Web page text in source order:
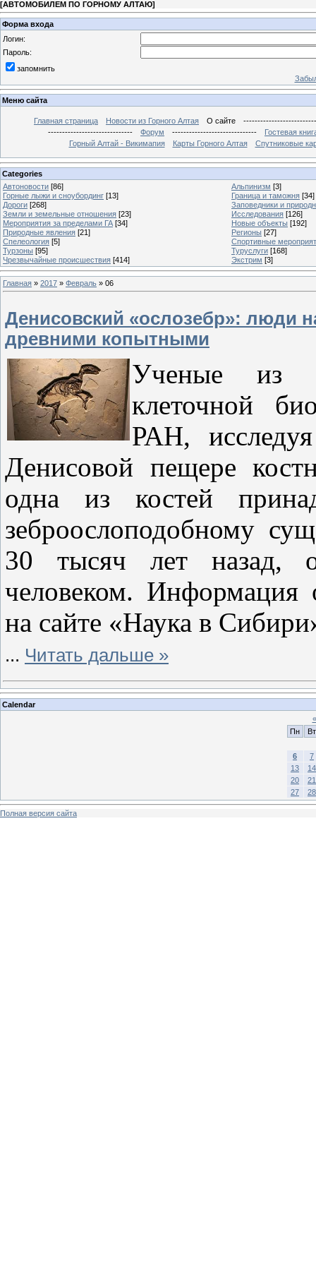
[АВТОМОБИЛЕМ ПО ГОРНОМУ АЛТАЮ]
Форма входа
Логин:
Пароль:
запомнить
Меню сайта
Главная страница Новости из Горного Алтая О сайте
------------------------------
Форум ------------------------------
Гостевая
Горный Алтай - Викимапия
Карты Горного Алтая Спутниковые
Categories
Автоновости [86] Альпинизм [3]
Горные лыжи и сноубординг [13] Граница и таможня [34]
Дороги [268]
Заповедники и
Земли и земельные отношения [23] Исследования [126]
Мероприятия за пределами ГА [34] Новые объекты [192]
Природные явления [21] Регионы [27]
Спелеология [5]
Спортивные
Турзоны [95] Туруслуги [168]
Чрезвычайные происшествия [414] Экстрим [3]
Главная » 2017 » Февраль » 06
Денисовский «ослозебр»: люди
древними копытными
Ученые из
клеточной
РАН,
Денисовой пещере
одна из костей
зеброослоподобному
30 тысяч лет назад,
человеком. Информация
на сайте «Наука в
... Читать дальше »
Calendar
«
Пн
Вт
6
7
13
14
20
21
27
28
Полная версия сайта